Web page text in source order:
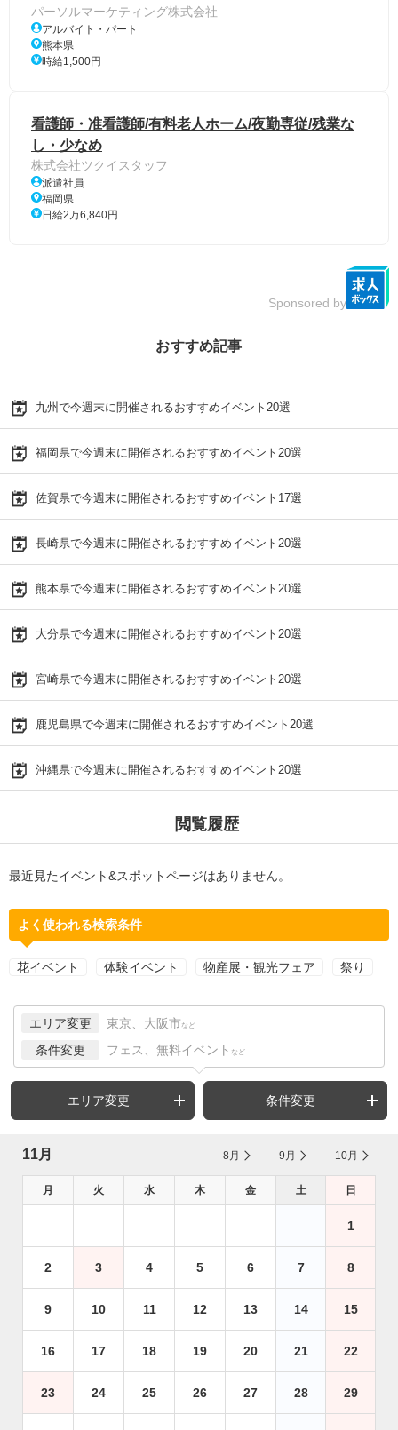
パーソルマーケティング株式会社
アルバイト・パート
熊本県
時給1,500円
看護師・准看護師/有料老人ホーム/夜勤専従/残業な
し・少なめ
株式会社ツクイスタッフ
派遣社員
福岡県
日給2万6,840円
Sponsored by
おすすめ記事
九州で今週末に開催されるおすすめイベント20選
福岡県で今週末に開催されるおすすめイベント20選
佐賀県で今週末に開催されるおすすめイベント17選
長崎県で今週末に開催されるおすすめイベント20選
熊本県で今週末に開催されるおすすめイベント20選
大分県で今週末に開催されるおすすめイベント20選
宮崎県で今週末に開催されるおすすめイベント20選
鹿児島県で今週末に開催されるおすすめイベント20選
沖縄県で今週末に開催されるおすすめイベント20選
閲覧履歴
最近見たイベント&スポットページはありません。
よく使われる検索条件
花イベント 体験イベント 物産展・観光フェア 祭り
エリア変更 東京、大阪市 など
条件変更 フェス、無料イベント など
エリア変更 条件変更
11月 8月 9月 10月
月 火 水 木 金 土 日
1
2 3 4 5 6 7 8
9 10 11 12 13 14 15
16 17 18 19 20 21 22
23 24 25 26 27 28 29